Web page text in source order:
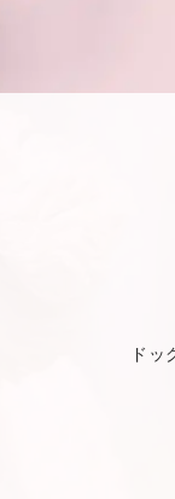
ドッ